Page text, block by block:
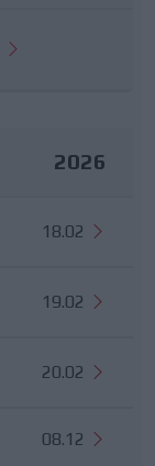
2026
18.02
19.02
20.02
08.12